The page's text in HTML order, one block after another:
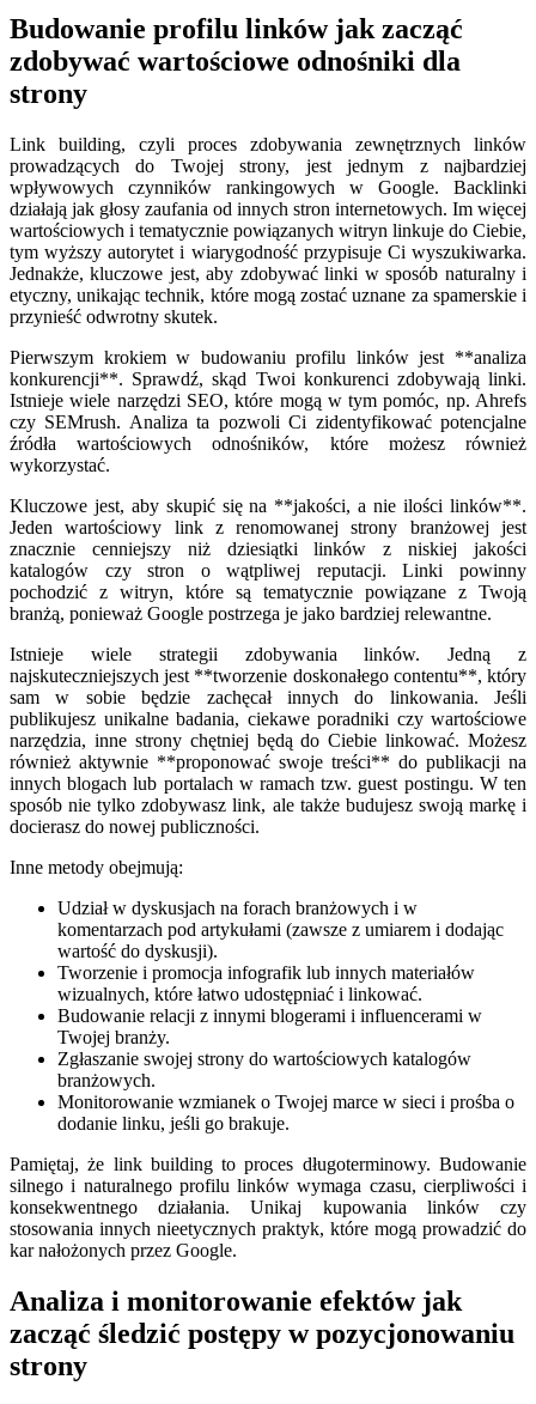
Budowanie profilu linków jak zacząć
zdobywać wartościowe odnośniki dla
strony
Link building, czyli proces zdobywania zewnętrznych linków
prowadzących do Twojej strony, jest jednym z najbardziej
wpływowych czynników rankingowych w Google. Backlinki
działają jak głosy zaufania od innych stron internetowych. Im więcej
wartościowych i tematycznie powiązanych witryn linkuje do Ciebie,
tym wyższy autorytet i wiarygodność przypisuje Ci wyszukiwarka.
Jednakże, kluczowe jest, aby zdobywać linki w sposób naturalny i
etyczny, unikając technik, które mogą zostać uznane za spamerskie i
przynieść odwrotny skutek.
Pierwszym krokiem w budowaniu profilu linków jest **analiza
konkurencji**. Sprawdź, skąd Twoi konkurenci zdobywają linki.
Istnieje wiele narzędzi SEO, które mogą w tym pomóc, np. Ahrefs
czy SEMrush. Analiza ta pozwoli Ci zidentyfikować potencjalne
źródła wartościowych odnośników, które możesz również
wykorzystać.
Kluczowe jest, aby skupić się na **jakości, a nie ilości linków**.
Jeden wartościowy link z renomowanej strony branżowej jest
znacznie cenniejszy niż dziesiątki linków z niskiej jakości
katalogów czy stron o wątpliwej reputacji. Linki powinny
pochodzić z witryn, które są tematycznie powiązane z Twoją
branżą, ponieważ Google postrzega je jako bardziej relewantne.
Istnieje wiele strategii zdobywania linków. Jedną z
najskuteczniejszych jest **tworzenie doskonałego contentu**, który
sam w sobie będzie zachęcał innych do linkowania. Jeśli
publikujesz unikalne badania, ciekawe poradniki czy wartościowe
narzędzia, inne strony chętniej będą do Ciebie linkować. Możesz
również aktywnie **proponować swoje treści** do publikacji na
innych blogach lub portalach w ramach tzw. guest postingu. W ten
sposób nie tylko zdobywasz link, ale także budujesz swoją markę i
docierasz do nowej publiczności.
Inne metody obejmują:
Udział w dyskusjach na forach branżowych i w
komentarzach pod artykułami (zawsze z umiarem i dodając
wartość do dyskusji).
Tworzenie i promocja infografik lub innych materiałów
wizualnych, które łatwo udostępniać i linkować.
Budowanie relacji z innymi blogerami i influencerami w
Twojej branży.
Zgłaszanie swojej strony do wartościowych katalogów
branżowych.
Monitorowanie wzmianek o Twojej marce w sieci i prośba o
dodanie linku, jeśli go brakuje.
Pamiętaj, że link building to proces długoterminowy. Budowanie
silnego i naturalnego profilu linków wymaga czasu, cierpliwości i
konsekwentnego działania. Unikaj kupowania linków czy
stosowania innych nieetycznych praktyk, które mogą prowadzić do
kar nałożonych przez Google.
Analiza i monitorowanie efektów jak
zacząć śledzić postępy w pozycjonowaniu
strony